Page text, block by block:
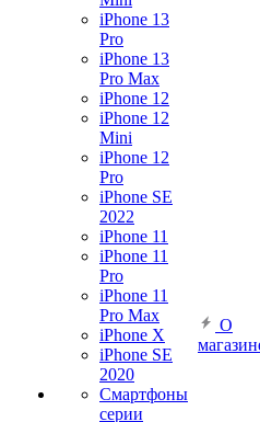
iPhone 13
Pro
iPhone 13
Pro Max
iPhone 12
iPhone 12
Mini
iPhone 12
Pro
iPhone SE
2022
iPhone 11
iPhone 11
Pro
iPhone 11
Pro Max
iPhone X
iPhone SE
2020
Смартфоны
серии
О